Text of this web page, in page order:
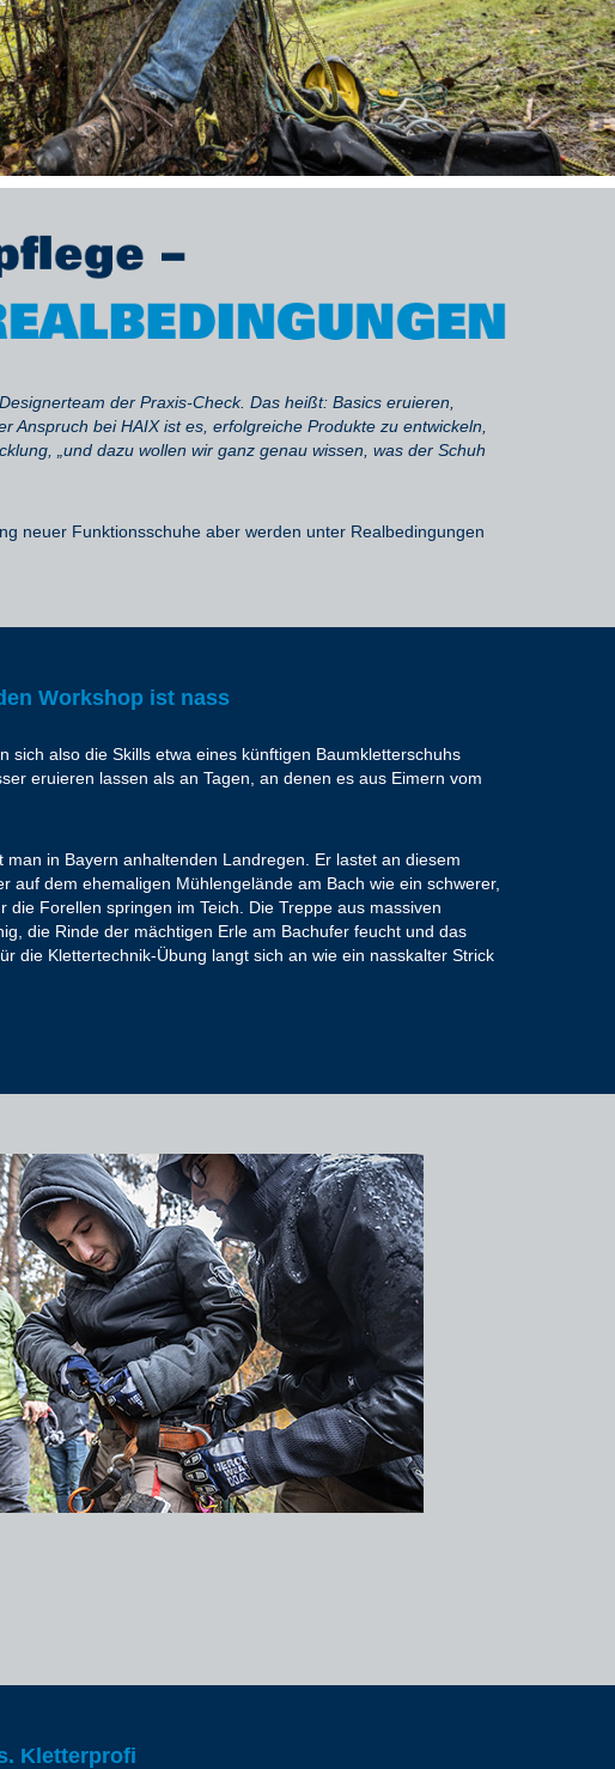
der Praxis-Check. Das heißt: Basics eruieren
Anspruch bei HAIX ist es, erfolgreiche Produkte zu entwickeln,
, „und dazu wollenwir ganz genau wissen, was der Schuh
neuer Funktionsschuhe aber werden unter Realbedingungen
Workshop ist nass
sich also die Skills etwa eines künftigen Baumkletterschuhs
eruieren lassen als an Tagen, an denen es aus Eimern vom
man in Bayern anhaltenden Landregen. Er lastet an diesem
auf dem ehemaligen Mühlengelände am Bach wie ein schwerer,
die Forellen springen im Teich. Die Treppe aus massiven
die Rinde der mächtigen Erle am Bachufer feucht und das
die Klettertechnik-Übung langt sich an wie ein nasskalter Strick
Kletterprofi